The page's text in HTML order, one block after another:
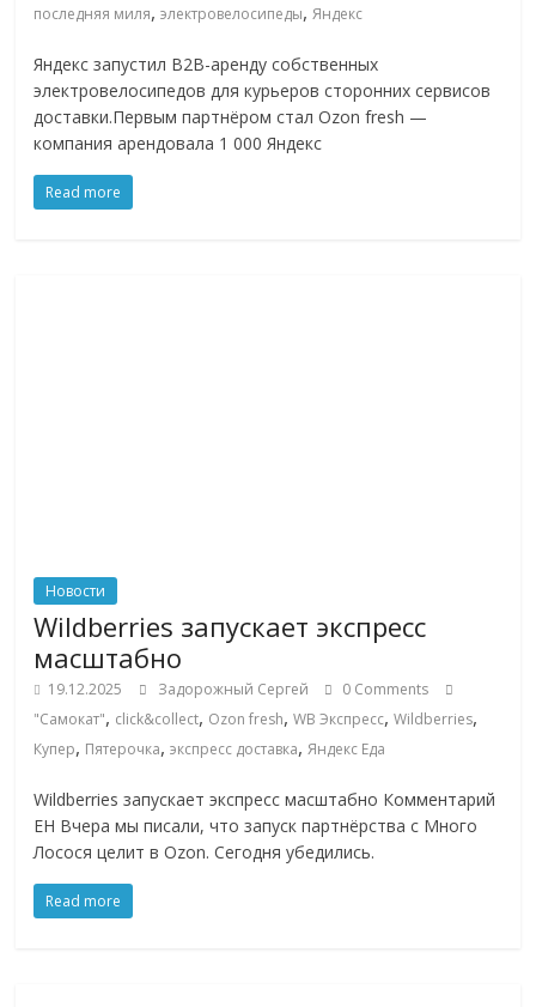
последняя миля,электровелосипеды,Яндекс
Яндекс запустил B2B-аренду собственных
электровелосипедов для курьеров сторонних сервисов
доставки.Первым партнёром стал Ozon fresh —
компания арендовала 1 000 Яндекс
Read more
Новости
Wildberries запускает экспресс
масштабно
19.12.2025 Задорожный Сергей
0 Comments
"Самокат", click&collect, Ozon fresh,WB Экспресс,Wildberries,
Купер, Пятерочка,экспресс доставка,Яндекс Еда
Wildberries запускает экспресс масштабно Комментарий
ЕН Вчера мы писали, что запуск партнёрства с Много
Лосося целит в Ozon. Сегодня убедились.
Read more